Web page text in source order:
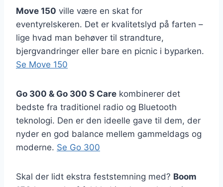
Move 150 ville være en skat for
eventyrelskeren. Det er kvalitetslyd på farten –
lige hvad man behøver til strandture,
bjergvandringer eller bare en picnic i byparken.
Se Move 150
Go 300 & Go 300 S Care kombinerer det
bedste fra traditionel radio og Bluetooth
teknologi. Den er den ideelle gave til dem, der
nyder en god balance mellem gammeldags og
moderne. Se Go 300
Skal der lidt ekstra feststemning med? Boom